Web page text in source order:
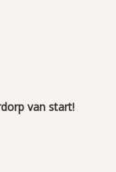
van start!